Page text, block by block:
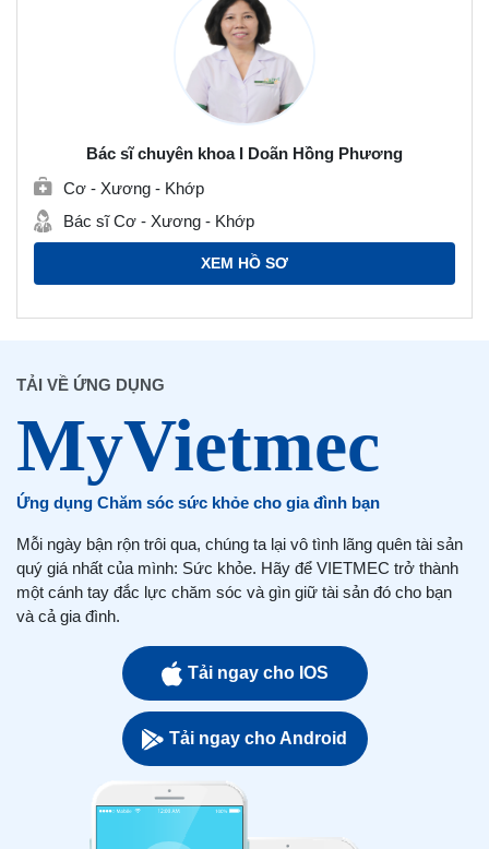
Bác sĩ chuyên khoa I Doãn Hồng Phương
Cơ - Xương - Khớp
Bác sĩ Cơ - Xương - Khớp
XEM HỒ SƠ
TẢI VỀ ỨNG DỤNG
Ứng dụng Chăm sóc sức khỏe cho gia đình bạn
Mỗi ngày bận rộn trôi qua, chúng ta lại vô tình lãng quên tài sản
quý giá nhất của mình: Sức khỏe. Hãy để VIETMEC trở thành
một cánh tay đắc lực chăm sóc và gìn giữ tài sản đó cho bạn
và cả gia đình.
Tải ngay cho IOS
Tải ngay cho Android